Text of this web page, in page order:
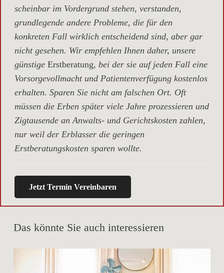
scheinbar im Vordergrund stehen, verstanden,
grundlegende andere Probleme, die für den
konkreten Fall wirklich entscheidend sind, aber gar
nicht gesehen. Wir empfehlen Ihnen daher, unsere
günstige Erstberatung, bei der sie auf jeden Fall eine
Vorsorgevollmacht und Patientenverfügung kostenlos
erhalten. Sparen Sie nicht am falschen Ort. Oft
müssen die Erben später viele Jahre prozessieren und
Zigtausende an Anwalts- und Gerichtskosten zahlen,
nur weil der Erblasser die geringen
Erstberatungskosten sparen wollte.
Jetzt Termin Vereinbaren
Das könnte Sie auch interessieren